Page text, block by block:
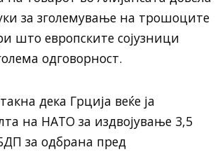
за зголемување на трошоците
што европските сојузници
одговорност.
дека Грција веќе ја
на НАТО за издвојување 3,5
за одбрана пред